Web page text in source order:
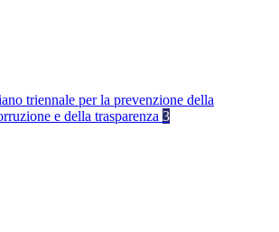
triennale per la prevenzione della
e della trasparenza 3